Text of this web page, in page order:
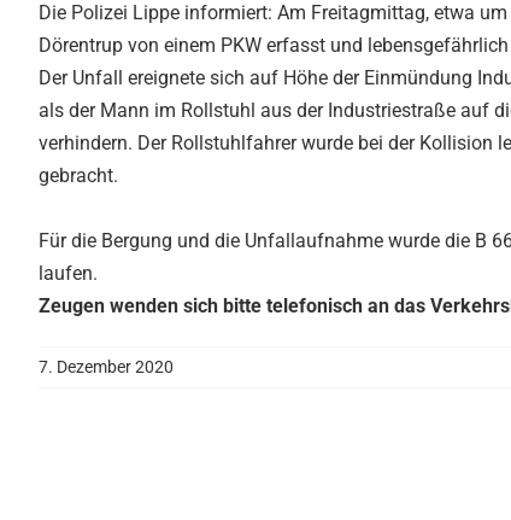
Die Polizei Lippe informiert: Am Freitagmittag, etwa
Dörentrup von einem PKW erfasst und
Der Unfall ereignete sich auf Höhe der Einmündung
als der Mann im Rollstuhl aus der Industriestraße auf
verhindern. Der Rollstuhlfahrer wurde bei der Kollision
gebracht.
Für die Bergung und die Unfallaufnahme wurde die B
laufen.
Zeugen wenden sich bitte telefonisch an das
7. Dezember 2020